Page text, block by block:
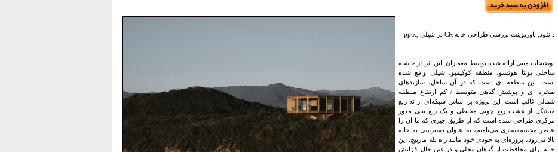
دانلود, پاورپوینت بررسی طراحی خانه CR در شیلی ,pptx
توضیحات متنی ارائه شده توسط معماران. این اثر در حاشیه
ساحلی پونتا هوئسو، منطقه کوکیمبو، شیلی واقع شده
است. این منطقه ای است که در آن ساحل، سازندهای
صخره ای و پوشش گیاهی متوسط ​​/ کم ارتفاع منطقه
شمالی غالب است. این پروژه بر اساس شبکه‌ای از نه ربع
متشکل از هشت ربع چوبی محیطی و یک ربع بتنی مدور
مرکزی طراحی شده است که از طریق چیزی که ما آن را
عنصر مجسمه‌سازی می‌نامیم، به عنوان دسترسی به خانه
بالا می‌رود، پروژه‌ای به خودی خود مانند راه پله مارپیچ. این
خانه برای محافظت از گیاهان محلی و در عین حال افزایش